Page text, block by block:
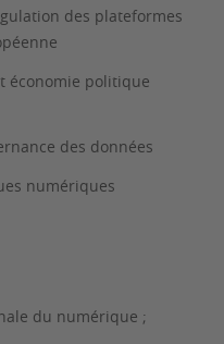
des plateformes
économie politique
des données
numériques
du numérique ;